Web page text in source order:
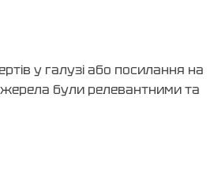
у галузі або посилання на
були релевантними та